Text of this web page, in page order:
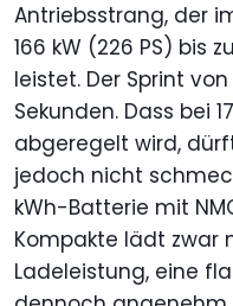
Antriebsstrang, der
166 kW (226 PS) bis
leistet. Der Sprint
Sekunden. Dass bei
abgeregelt wird,
jedoch nicht
kWh-Batterie mit
Kompakte lädt zwar
Ladeleistung, eine